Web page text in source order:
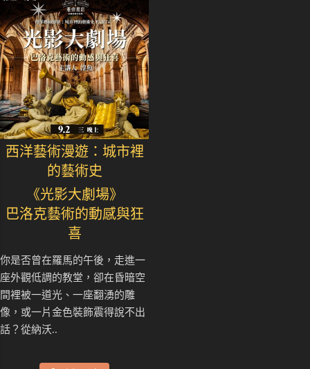
西洋藝術漫遊：城市裡
的藝術史
《光影大劇場》
巴洛克藝術的動感與狂
喜
你是否曾在羅馬的午後，走進一
座外觀低調的教堂，卻在昏暗空
間裡被一道光、一座翻湧的雕
像，或一片金色裝飾震得說不出
話？從納沃..